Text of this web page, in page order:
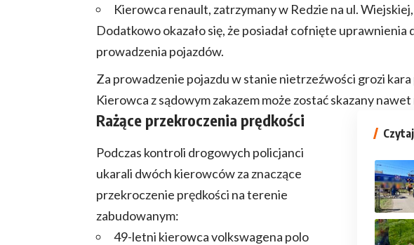
Kierowca renault, zatrzymany w Redzie na ul.
Dodatkowo okazało się, że posiadał cofnięte uprawnienia
prowadzenia pojazdów.
Za prowadzenie pojazdu w stanie nietrzeźwości grozi
Kierowca z sądowym zakazem może zostać skazany
Rażące przekroczenia prędkości
Podczas kontroli drogowych policjanci
ukarali dwóch kierowców za znaczące
przekroczenie prędkości na terenie
zabudowanym:
49-letni kierowca volkswagena polo